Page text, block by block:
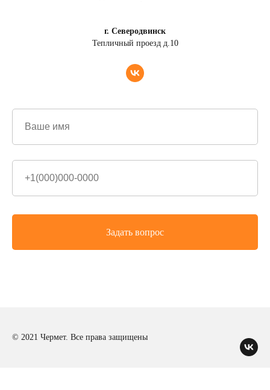
г. Северодвинск
Тепличный проезд д.10
Задать вопрос
© 2021 Чермет. Все права защищены